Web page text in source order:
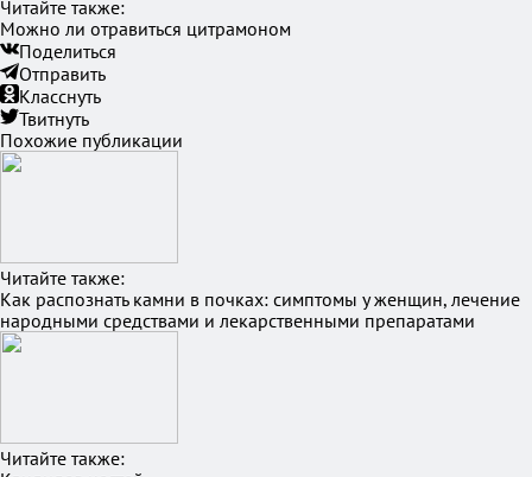
Читайте также:
Можно ли отравиться цитрамоном
Поделиться
Отправить
Класснуть
Твитнуть
Похожие публикации
Читайте также:
Как распознать камни в почках: симптомы у женщин, лечение
народными средствами и лекарственными препаратами
Читайте также: